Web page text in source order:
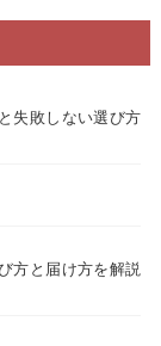
失敗しない選び方
方と届け方を解説